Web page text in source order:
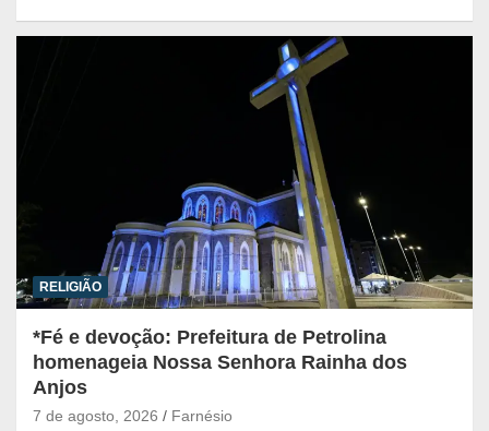
RELIGIÃO
*Fé e devoção: Prefeitura de Petrolina
homenageia Nossa Senhora Rainha dos
Anjos
7 de agosto, 2026 Farnésio